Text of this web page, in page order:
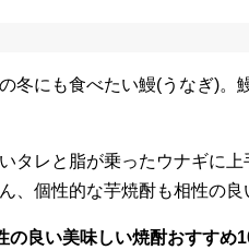
冬にも食べたい鰻(うなぎ)。
タレと脂が乗ったウナギに上
、個性的な芋焼酎も相性の良
の良い美味しい焼酎おすすめ